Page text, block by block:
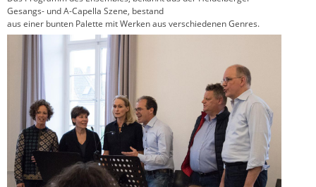
Gesangs- und A-Capella Szene, bestand
aus einer bunten Palette mit Werken aus verschiedenen Genres.